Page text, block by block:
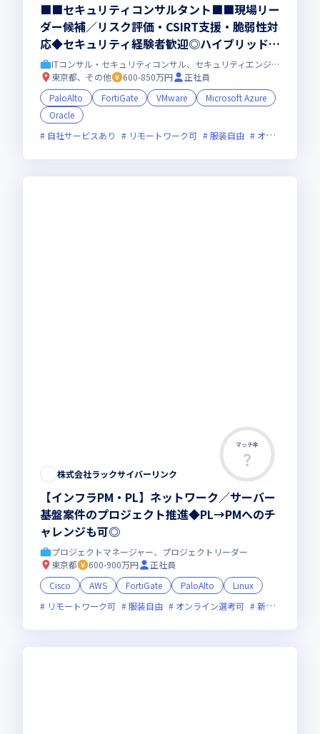
■■セキュリティコンサルタント■■現場リー
ダー候補／リスク評価・CSIRT支援・脆弱性対
応◆セキュリティ経験者歓迎◎ハイブリッド勤
務｜株式会社ラックの戦略的事業会社
ITコンサル・セキュリティコンサル、セキュリティエンジニア
東京都、その他
600-850万円
正社員
PaloAlto
FortiGate VMware
Microsoft Azure
Oracle
自社サービスあり
リモートワーク可 服装自由 オンライン選考可
マッチ率
株式会社ラックサイバーリンク
【インフラPM・PL】ネットワーク／サーバー
基盤案件のプロジェクト推進◆PL→PMへのチ
ャレンジも可◎
プロジェクトマネージャー、プロジェクトリーダー
東京都
600-900万円
正社員
Cisco
AWS FortiGate PaloAlto
Linux
リモートワーク可
服装自由 オンライン選考可 新技術に積極的